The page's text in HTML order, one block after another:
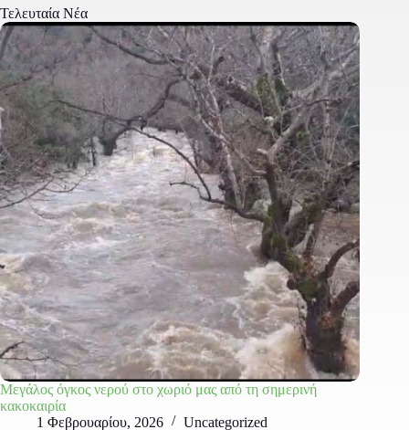
Τελευταία Νέα
Μεγάλος όγκος νερού στο χωριό μας από τη σημερινή
κακοκαιρία
1 Φεβρουαρίου, 2026
Uncategorized